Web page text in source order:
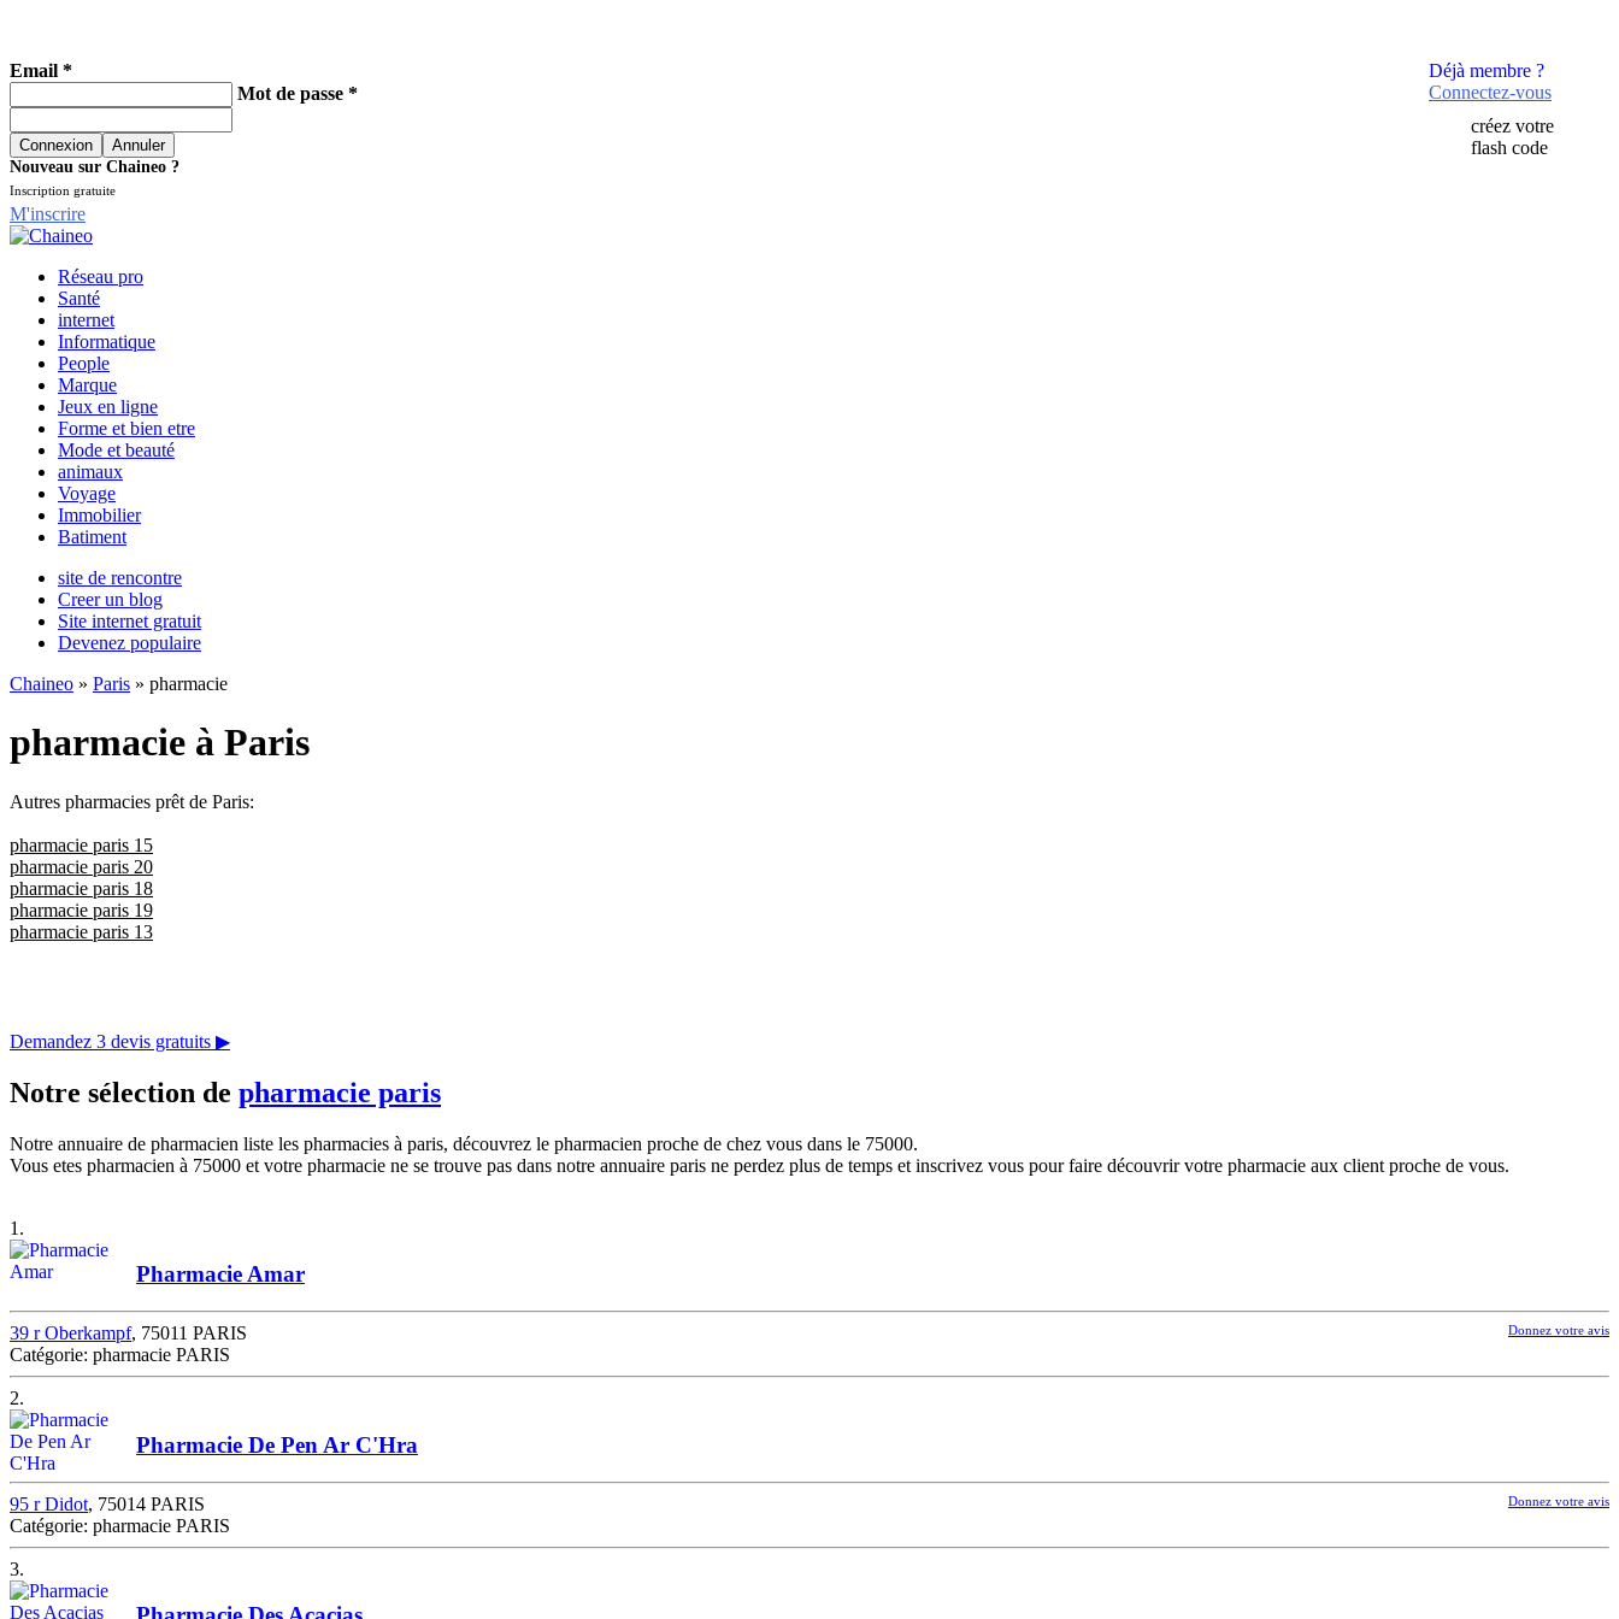
Déjà membre ?
Connectez-vous
créez votre
flash code
Email *
Mot de passe *
Nouveau sur Chaineo ?
Inscription gratuite
M'inscrire
Réseau pro
Santé
internet
Informatique
People
Marque
Jeux en ligne
Forme et bien etre
Mode et beauté
animaux
Voyage
Immobilier
Batiment
site de rencontre
Creer un blog
Site internet gratuit
Devenez populaire
Chaineo » Paris » pharmacie
pharmacie à Paris
Autres pharmacies prêt de Paris:
pharmacie paris 15
pharmacie paris 20
pharmacie paris 18
pharmacie paris 19
pharmacie paris 13
Demandez 3 devis gratuits ▶
Notre sélection de pharmacie paris
Notre annuaire de pharmacien liste les pharmacies à paris, découvrez le pharmacien proche de chez vous dans le 75000.
Vous etes pharmacien à 75000 et votre pharmacie ne se trouve pas dans notre annuaire paris ne perdez plus de temps et inscrivez vous pour faire découvrir votre pharmacie aux client proche de vous.
1.
Pharmacie Amar
Donnez votre avis
39 r Oberkampf, 75011 PARIS
Catégorie: pharmacie PARIS
2.
Pharmacie De Pen Ar C'Hra
Donnez votre avis
95 r Didot, 75014 PARIS
Catégorie: pharmacie PARIS
3.